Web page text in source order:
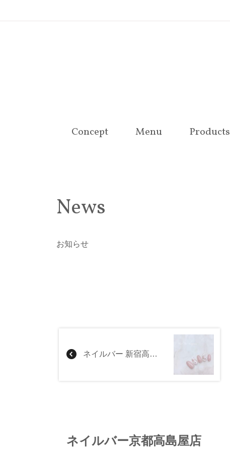
Concept Menu Products
News
お知らせ
ネイルバー 新宿高島屋店
ネイルバー京都高島屋店